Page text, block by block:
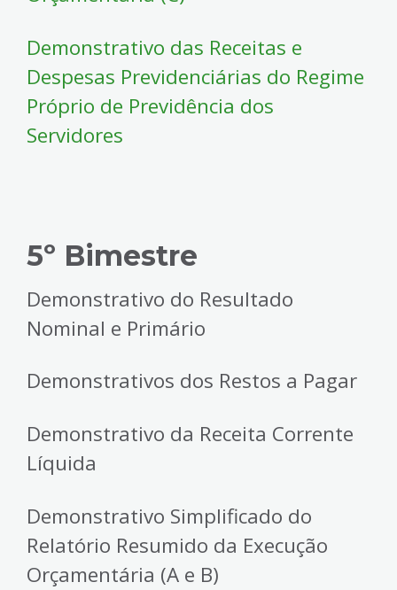
Demonstrativo das Receitas e
Despesas Previdenciárias do Regime
Próprio de Previdência dos
Servidores
5º Bimestre
Demonstrativo do Resultado
Nominal e Primário
Demonstrativos dos Restos a Pagar
Demonstrativo da Receita Corrente
Líquida
Demonstrativo Simplificado do
Relatório Resumido da Execução
Orçamentária (A e B)